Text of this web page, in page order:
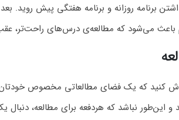
برنامه روزانه و برنامه هفتگی پیش روید.
باعث می‌شود که مطالعه‌ی درس‌های راحت‌تر،
کنید که یک فضای مطالعاتی مخصوص
و این‌طور نباشد که هردفعه برای مطالعه،